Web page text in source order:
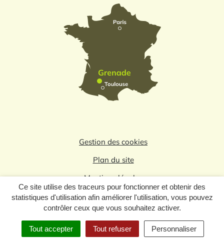
Ce site utilise des traceurs pour fonctionner et obtenir des
statistiques d'utilisation afin améliorer l'utilisation, vous pouvez
contrôler ceux que vous souhaitez activer.
Tout accepter Tout refuser Personnaliser
Logo du label
Gestion des cookies
Plan du site
Mentions légales
Politique de confidentialité